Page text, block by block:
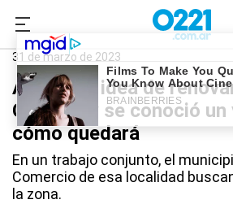
0221.com.ar
31 de marzo de 2023
Avanza la idea de
City Bell y se conoció un
cómo quedará
En un trabajo conjunto, el
Comercio de esa localidad
la zona.